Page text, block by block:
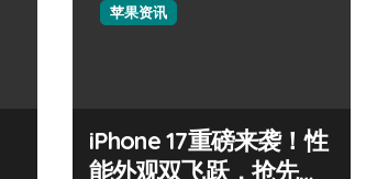
苹果资讯
iPhone 17重磅来袭！性
能外观双飞跃，抢先解